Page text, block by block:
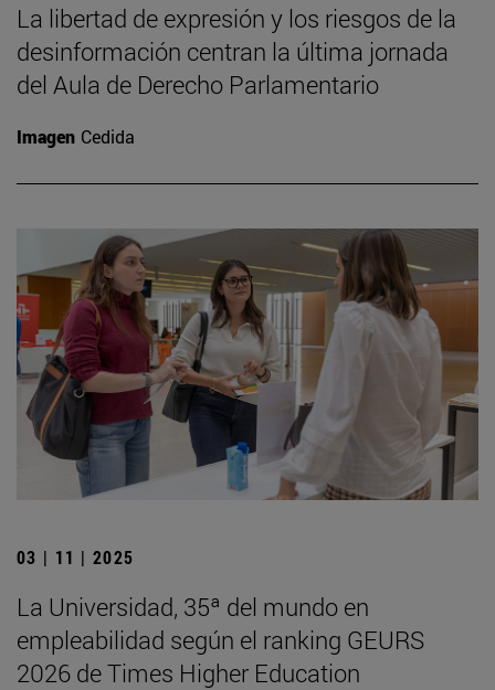
La libertad de expresión y los riesgos de la
desinformación centran la última jornada
del Aula de Derecho Parlamentario
Imagen Cedida
03 | 11 | 2025
La Universidad, 35ª del mundo en
empleabilidad según el ranking GEURS
2026 de Times Higher Education